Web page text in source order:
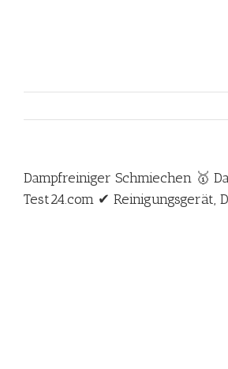
Dampfreiniger Schmiechen 🥇
Test24.com ✔ Reinigungsgerät,